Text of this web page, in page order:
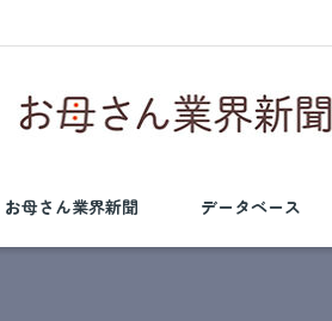
お母さん業界新聞 データベース